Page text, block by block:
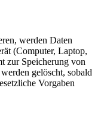
werden Daten
(Computer, Laptop,
zur Speicherung von
gelöscht, sobald
Vorgaben